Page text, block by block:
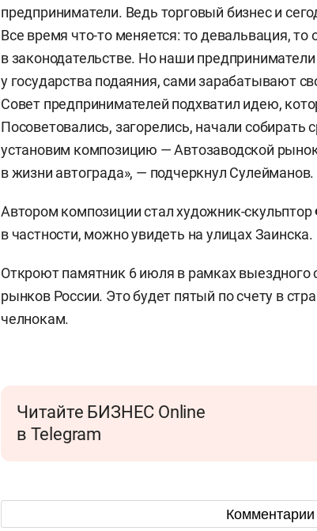
предприниматели. Ведь торговый бизнес и
Все время что-то меняется: то девальвация, то
в законодательстве. Но наши
у государства подаяния, сами зарабатывают
Совет предпринимателей подхватил идею,
Посоветовались, загорелись, начали
установим композицию — Автозаводской
в жизни автограда», — подчеркнул Сулейманов.
Автором композиции стал художник-скульптор
в частности, можно увидеть на улицах Заинска.
Откроют памятник 6 июля в рамках выездного
рынков России. Это будет пятый по счету в
челнокам.
Читайте БИЗНЕС Online
в Telegram
Комментарии